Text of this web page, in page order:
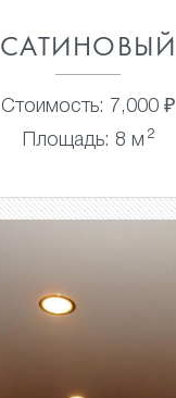
САТИНОВЫЙ
Стоимость: 7,000 ₽
Площадь: 8 м 2